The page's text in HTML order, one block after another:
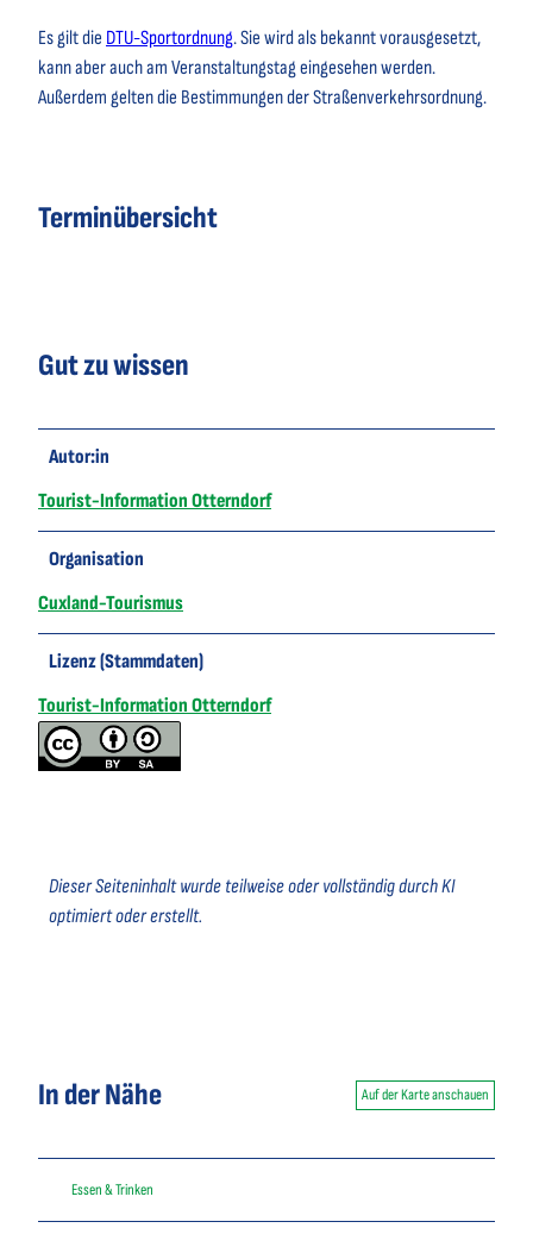
Es gilt die DTU-Sportordnung. Sie wird als bekannt vorausgesetzt,
kann aber auch am Veranstaltungstag eingesehen werden.
Außerdem gelten die Bestimmungen der Straßenverkehrsordnung.
Terminübersicht
Gut zu wissen
Autor:in
Tourist-Information Otterndorf
Organisation
Cuxland-Tourismus
Lizenz (Stammdaten)
Tourist-Information Otterndorf
Dieser Seiteninhalt wurde teilweise oder vollständig durch KI
optimiert oder erstellt.
In der Nähe Auf der Karte anschauen
Essen & Trinken